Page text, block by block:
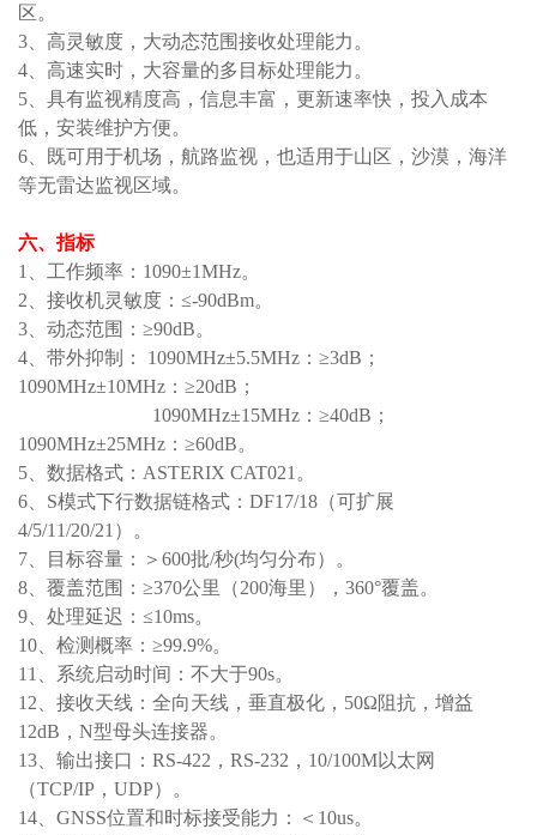
区。
3、高灵敏度 ， 大动态范围接收处理能力。
4、高速实时 ， 大容量的多目标处理能力 。
5、 具有监视精度高 ， 信息丰富 ， 更新速率快， 投入 成本
低 ， 安装维护方便。
6、
既可用于机场 ， 航路监视，也适用于山区 ， 沙漠 ， 海洋
等无雷达监视区域。
六、指标
1、工作频率：1090±1MHz。
2、接收机灵敏度： ≤-90dBm。
3、动态范围：≥90dB。
4、带外抑制：
1090MHz±5.5MHz ： ≥3dB ；
1090MHz±10MHz ： ≥20dB ；
1090MHz±15MHz ： ≥40dB ；
1090MHz±25MHz ： ≥60dB。
5、数据格式：ASTERIX CAT021 。
6、S模式下行数据链格式：DF17/18（可扩展
4/5/11/20/21）
。
7、目标容量：
＞ 600批/秒(均匀分布）
。
8、覆盖范围：≥370公里（200海里）， 360°覆盖。
9、处理延迟：≤10ms。
10、检测概率：≥99.9%。
11
、系统启动时间：不大于90s。
1 2 接收天线：全向天线， 垂直极化 ， 50Ω阻抗， 增益
12dB ， N型母头连接器。
13、输出接口：RS-422，RS-232，10/100M以太网
（TCP/IP，UDP）。
14
GNSS位置和时标接受能力： ＜ 10us。